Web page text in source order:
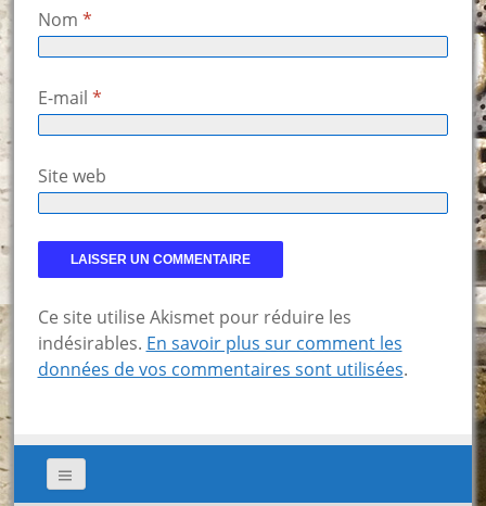
Nom *
E-mail *
Site web
Ce site utilise Akismet pour réduire les
indésirables. En savoir plus sur comment les
données de vos commentaires sont utilisées.